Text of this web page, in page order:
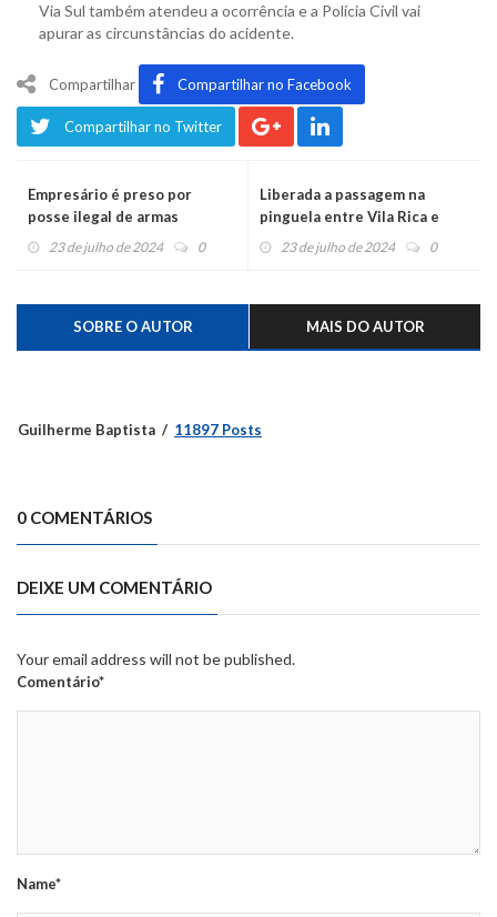
Via Sul também atendeu a ocorrência e a Polícia Civil vai
apurar as circunstâncias do acidente.
Compartilhar Compartilhar no Facebook
Compartilhar no Twitter
Empresário é preso por
posse ilegal de armas
23 de julho de 2024 0
Liberada a passagem na
pinguela entre Vila Rica e
Picada Cará
23 de julho de 2024 0
SOBRE O AUTOR MAIS DO AUTOR
Guilherme Baptista 11897 Posts
0 COMENTÁRIOS
DEIXE UM COMENTÁRIO
Your email address will not be published.
Comentário*
Name*